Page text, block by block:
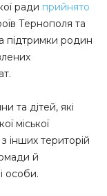
ради прийнято
Тернополя та
підтримки родин
та дітей, які
міської
інших територій
й
особи.